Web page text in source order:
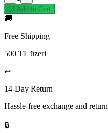
🛒 Add to Cart
🚚
Free Shipping
500 TL üzeri
↩️
14-Day Return
Hassle-free exchange and return
🔒